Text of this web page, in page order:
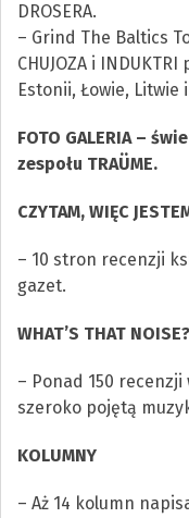
DROSERA.
– Grind The Baltics
CHUJOZA i
Estonii, Łowie, Litwie
FOTO GALERIA –
zespołu TRAÜME.
CZYTAM, WIĘC
– 10 stron recenzji
gazet.
WHAT’S THAT
– Ponad 150
szeroko pojętą
KOLUMNY
– Aż 14 kolumn